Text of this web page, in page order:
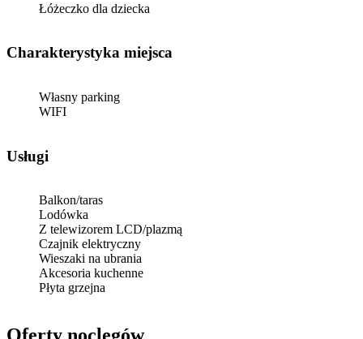
Łóżeczko dla dziecka
Charakterystyka miejsca
Własny parking
WIFI
Usługi
Balkon/taras
Lodówka
Z telewizorem LCD/plazmą
Czajnik elektryczny
Wieszaki na ubrania
Akcesoria kuchenne
Płyta grzejna